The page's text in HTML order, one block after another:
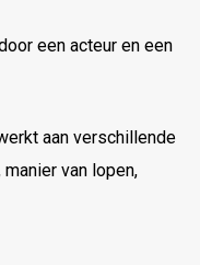
een acteur en een
aan verschillende
van lopen,